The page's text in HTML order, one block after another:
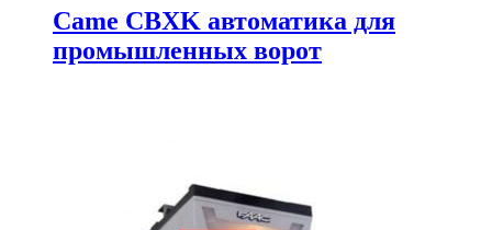
Came CBXK автоматика для
промышленных ворот